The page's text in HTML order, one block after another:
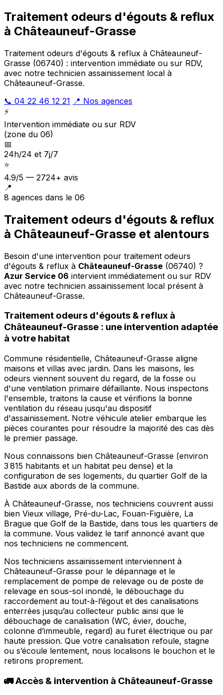
Traitement odeurs d'égouts & reflux
à Châteauneuf-Grasse
Traitement odeurs d'égouts & reflux à Châteauneuf-
Grasse (06740) : intervention immédiate ou sur RDV,
avec notre technicien assainissement local à
Châteauneuf-Grasse.
📞 04 22 46 12 21 📍 Nos agences
⚡
Intervention immédiate ou sur RDV
(zone du 06)
📅
24h/24 et 7j/7
⭐
4.9/5 — 2724+ avis
📍
8 agences dans le 06
Traitement odeurs d'égouts & reflux
à Châteauneuf-Grasse et alentours
Besoin d'une intervention pour traitement odeurs
d'égouts & reflux à Châteauneuf-Grasse (06740) ?
Azur Service 06 intervient immédiatement ou sur RDV
avec notre technicien assainissement local présent à
Châteauneuf-Grasse.
Traitement odeurs d'égouts & reflux à
Châteauneuf-Grasse : une intervention adaptée
à votre habitat
Commune résidentielle, Châteauneuf-Grasse aligne
maisons et villas avec jardin. Dans les maisons, les
odeurs viennent souvent du regard, de la fosse ou
d'une ventilation primaire défaillante. Nous inspectons
l'ensemble, traitons la cause et vérifions la bonne
ventilation du réseau jusqu'au dispositif
d'assainissement. Notre véhicule atelier embarque les
pièces courantes pour résoudre la majorité des cas dès
le premier passage.
Nous connaissons bien Châteauneuf-Grasse (environ
3 815 habitants et un habitat peu dense) et la
configuration de ses logements, du quartier Golf de la
Bastide aux abords de la commune.
À Châteauneuf-Grasse, nos techniciens couvrent aussi
bien Vieux village, Pré-du-Lac, Fouan-Figuière, La
Brague que Golf de la Bastide, dans tous les quartiers de
la commune. Vous validez le tarif annoncé avant que
nos techniciens ne commencent.
Nos techniciens assainissement interviennent à
Châteauneuf-Grasse pour le dépannage et le
remplacement de pompe de relevage ou de poste de
relevage en sous-sol inondé, le débouchage du
raccordement au tout-à-l’égout et des canalisations
enterrées jusqu’au collecteur public ainsi que le
débouchage de canalisation (WC, évier, douche,
colonne d’immeuble, regard) au furet électrique ou par
haute pression. Que votre canalisation refoule, stagne
ou s’écoule lentement, nous localisons le bouchon et le
retirons proprement.
🚛 Accès & intervention à Châteauneuf-Grasse